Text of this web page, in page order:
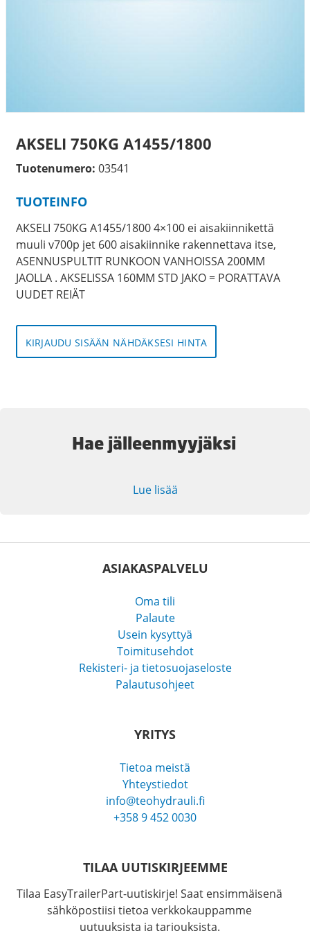
AKSELI 750KG A1455/1800
Tuotenumero: 03541
TUOTEINFO
AKSELI 750KG A1455/1800 4×100 ei aisakiinnikettä
muuli v700p jet 600 aisakiinnike rakennettava itse,
ASENNUSPULTIT RUNKOON VANHOISSA 200MM
JAOLLA . AKSELISSA 160MM STD JAKO = PORATTAVA
UUDET REIÄT
KIRJAUDU SISÄÄN NÄHDÄKSESI HINTA
Hae jälleenmyyjäksi
Lue lisää
ASIAKASPALVELU
Oma tili
Palaute
Usein kysyttyä
Toimitusehdot
Rekisteri- ja tietosuojaseloste
Palautusohjeet
YRITYS
Tietoa meistä
Yhteystiedot
info@teohydrauli.fi
+358 9 452 0030
TILAA UUTISKIRJEEMME
Tilaa EasyTrailerPart-uutiskirje! Saat ensimmäisenä
sähköpostiisi tietoa verkkokauppamme
uutuuksista ja tarjouksista.